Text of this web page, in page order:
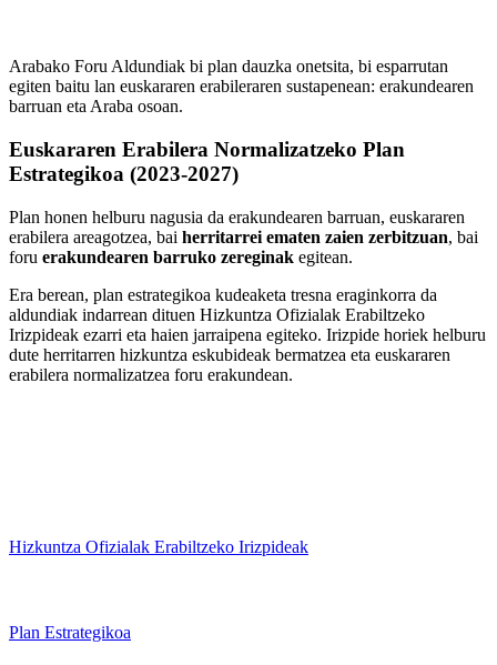
Arabako Foru Aldundiak bi plan dauzka onetsita, bi esparrutan
egiten baitu lan euskararen erabileraren sustapenean: erakundearen
barruan eta Araba osoan.
Euskararen Erabilera Normalizatzeko Plan
Estrategikoa (2023-2027)
Plan honen helburu nagusia da erakundearen barruan, euskararen
erabilera areagotzea, bai herritarrei ematen zaien zerbitzuan, bai
foru erakundearen barruko zereginak egitean.
Era berean, plan estrategikoa kudeaketa tresna eraginkorra da
aldundiak indarrean dituen Hizkuntza Ofizialak Erabiltzeko
Irizpideak ezarri eta haien jarraipena egiteko. Irizpide horiek helburu
dute herritarren hizkuntza eskubideak bermatzea eta euskararen
erabilera normalizatzea foru erakundean.
Hizkuntza Ofizialak Erabiltzeko Irizpideak
Plan Estrategikoa